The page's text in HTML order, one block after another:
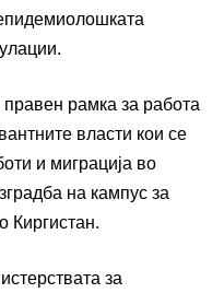
рамка за работа
власти кои се
и миграција во
на кампус за
Киргистан.
за